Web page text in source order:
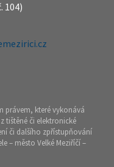
104)
právem, které vykonává
tištěné či elektronické
či dalšího zpřístupňování
– město Velké Meziříčí –